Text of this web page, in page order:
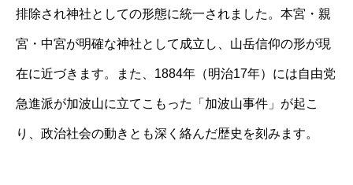
排除され神社としての形態に統一されました。本宮・親
宮・中宮が明確な神社として成立し、山岳信仰の形が現
在に近づきます。また、1884年（明治17年）には自由党
急進派が加波山に立てこもった「加波山事件」が起こ
り、政治社会の動きとも深く絡んだ歴史を刻みます。